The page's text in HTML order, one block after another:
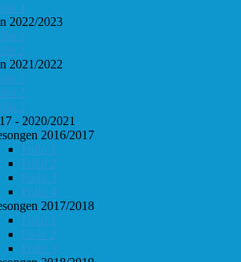
3
2022/2023
1
2
2021/2022
1
2
3
- 2020/2021
2016/2017
Follo 1
Follo 2
Follo 3
Follo 4
2017/2018
Follo 1
Follo 2
Follo 3